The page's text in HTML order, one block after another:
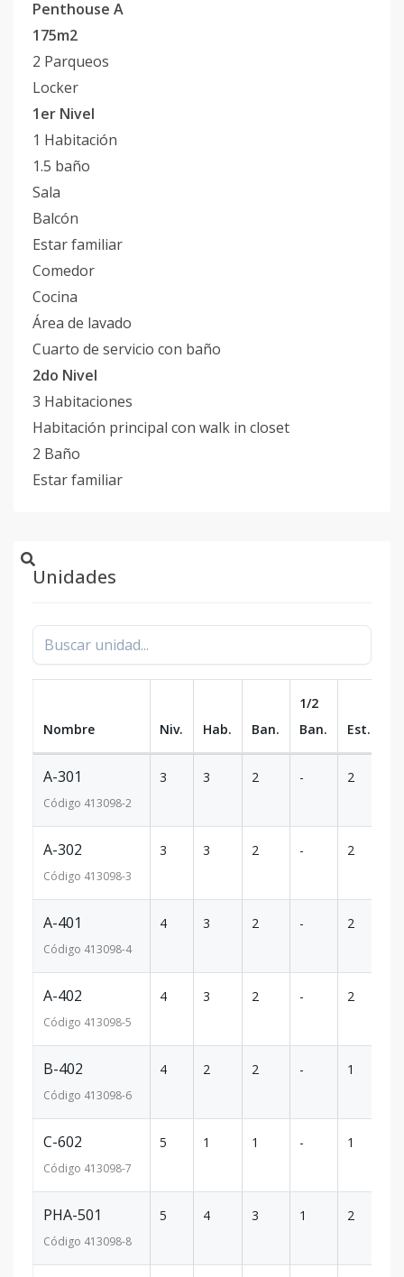
Penthouse A
175m2
2 Parqueos
Locker
1er Nivel
1 Habitación
1.5 baño
Sala
Balcón
Estar familiar
Comedor
Cocina
Área de lavado
Cuarto de servicio con baño
2do Nivel
3 Habitaciones
Habitación principal con walk in closet
2 Baño
Estar familiar
Unidades
Nombre Niv. Hab. Ban.
1/2
Ban.
Est.
A-301
Código 413098-2
3 3 2 - 2
A-302
Código 413098-3
3 3 2 - 2
A-401
Código 413098-4
4 3 2 - 2
A-402
Código 413098-5
4 3 2 - 2
B-402
Código 413098-6
4 2 2 - 1
C-602
Código 413098-7
5 1 1 - 1
PHA-501
Código 413098-8
5 4 3 1 2